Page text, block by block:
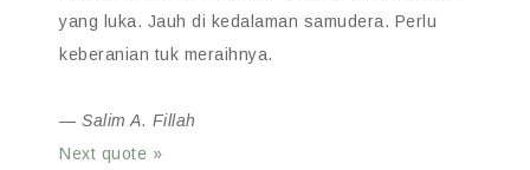
yang luka. Jauh di kedalaman samudera. Perlu
keberanian tuk meraihnya.
— Salim A. Fillah
Next quote »